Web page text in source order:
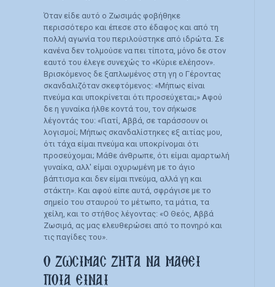
Όταν είδε αυτό ο Ζωσιμάς φοβήθηκε
περισσότερο και έπεσε στο έδαφος και από τη
πολλή αγωνία του περιλούστηκε από ιδρώτα. Σε
κανένα δεν τολμούσε να πει τίποτα, μόνο δε στον
εαυτό του έλεγε συνεχώς το «Κύριε ελέησον».
Βρισκόμενος δε ξαπλωμένος στη γη ο Γέροντας
σκανδαλιζόταν σκεφτόμενος: «Μήπως είναι
πνεύμα και υποκρίνεται ότι προσεύχεται;» Αφού
δε η γυναίκα ήλθε κοντά του, τον σήκωσε
λέγοντάς του: «Γιατί, Αββά, σε ταράσσουν οι
λογισμοί; Μήπως σκανδαλίστηκες εξ αιτίας μου,
ότι τάχα είμαι πνεύμα και υποκρίνομαι ότι
προσεύχομαι; Μάθε άνθρωπε, ότι είμαι αμαρτωλή
γυναίκα, αλλ' είμαι οχυρωμένη με το άγιο
βάπτισμα και δεν είμαι πνεύμα, αλλά γη και
στάκτη». Και αφού είπε αυτά, σφράγισε με το
σημείο του σταυρού το μέτωπο, τα μάτια, τα
χείλη, και το στήθος λέγοντας: «Ο Θεός, Αββά
Ζωσιμά, ας μας ελευθερώσει από το πονηρό και
τις παγίδες του».
Ο ΖΩΣΙΜΑΣ ΖΗΤΑ ΝΑ ΜΑΘΕΙ
ΠΟΙΑ ΕΙΝΑΙ